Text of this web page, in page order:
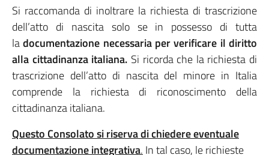
Si raccomanda di inoltrare la richiesta di trascrizione
dell’atto di nascita solo se in possesso di tutta
ladocumentazione necessaria per verificare il diritto
alla cittadinanza italiana. Si ricorda che la richiesta di
trascrizione dell’atto di nascita del minore in Italia
comprende la richiesta di riconoscimento della
cittadinanza italiana.
Questo Consolato si riserva di chiedere eventuale
documentazione integrativa. In tal caso, le richieste